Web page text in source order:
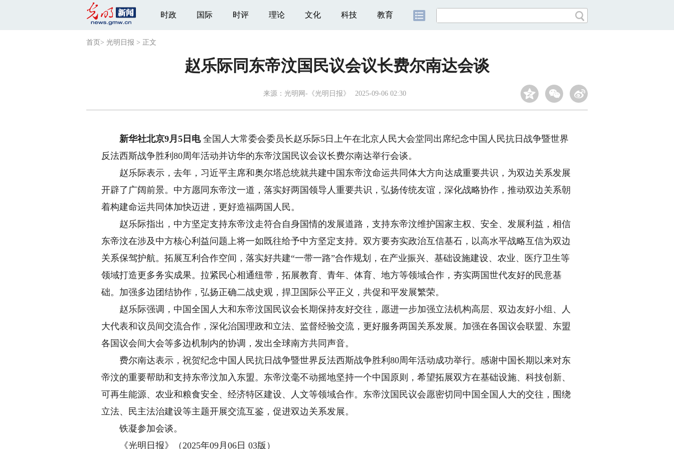
时政 国际 时评 理论 文化 科技 教育
首页 > 光明日报 > 正文
赵乐际同东帝汶国民议会议长费尔南达会谈
来源： 光明网-《光明日报》 2025-09-06 02:30
新华社北京9月5日电全国人大常委会委员长赵乐际5日上午在北京人民大会堂同出席纪念中国人民抗日战争暨世界
反法西斯战争胜利80周年活动并访华的东帝汶国民议会议长费尔南达举行会谈。
赵乐际表示，去年，习近平主席和奥尔塔总统就共建中国东帝汶命运共同体大方向达成重要共识，为双边关系发展
开辟了广阔前景。中方愿同东帝汶一道，落实好两国领导人重要共识，弘扬传统友谊，深化战略协作，推动双边关系朝
着构建命运共同体加快迈进，更好造福两国人民。
赵乐际指出，中方坚定支持东帝汶走符合自身国情的发展道路，支持东帝汶维护国家主权、安全、发展利益，相信
东帝汶在涉及中方核心利益问题上将一如既往给予中方坚定支持。双方要夯实政治互信基石，以高水平战略互信为双边
关系保驾护航。拓展互利合作空间，落实好共建“一带一路”合作规划，在产业振兴、基础设施建设、农业、医疗卫生等
领域打造更多务实成果。拉紧民心相通纽带，拓展教育、青年、体育、地方等领域合作，夯实两国世代友好的民意基
础。加强多边团结协作，弘扬正确二战史观，捍卫国际公平正义，共促和平发展繁荣。
赵乐际强调，中国全国人大和东帝汶国民议会长期保持友好交往，愿进一步加强立法机构高层、双边友好小组、人
大代表和议员间交流合作，深化治国理政和立法、监督经验交流，更好服务两国关系发展。加强在各国议会联盟、东盟
各国议会间大会等多边机制内的协调，发出全球南方共同声音。
费尔南达表示，祝贺纪念中国人民抗日战争暨世界反法西斯战争胜利80周年活动成功举行。感谢中国长期以来对东
帝汶的重要帮助和支持东帝汶加入东盟。东帝汶毫不动摇地坚持一个中国原则，希望拓展双方在基础设施、科技创新、
可再生能源、农业和粮食安全、经济特区建设、人文等领域合作。东帝汶国民议会愿密切同中国全国人大的交往，围绕
立法、民主法治建设等主题开展交流互鉴，促进双边关系发展。
铁凝参加会谈。
《光明日报》（2025年09月06日 03版）